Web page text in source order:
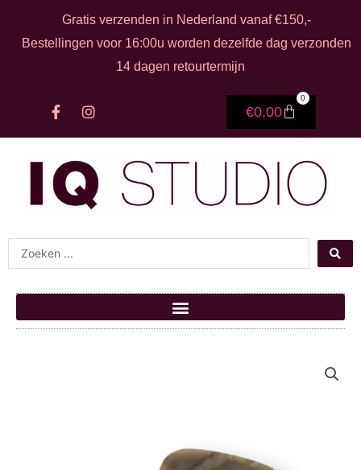
Ga naar de inhoud
Gratis verzenden in Nederland vanaf €150,-
Bestellingen voor 16:00u worden dezelfde dag verzonden
14 dagen retourtermijn
F
a
b
o
o
k
f
I
n
a
g
a
€0,00
0
Search ...